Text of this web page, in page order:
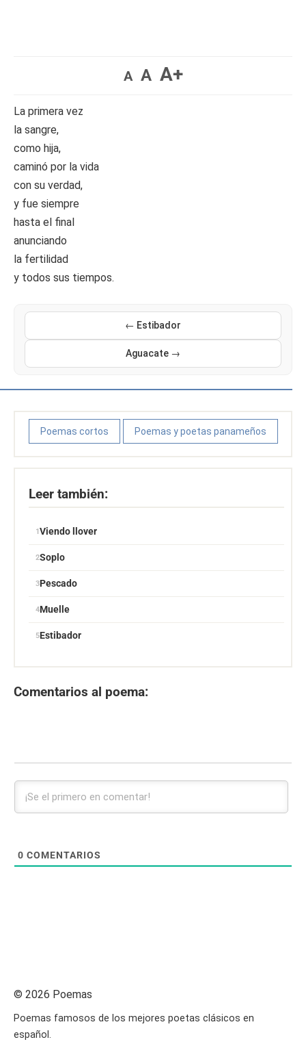
A A A+
La primera vez
la sangre,
como hija,
caminó por la vida
con su verdad,
y fue siempre
hasta el final
anunciando
la fertilidad
y todos sus tiempos.
← Estibador
Aguacate →
Poemas cortos Poemas y poetas panameños
Leer también:
Viendo llover
Soplo
Pescado
Muelle
Estibador
Comentarios al poema:
0 COMENTARIOS
© 2026 Poemas
Poemas famosos de los mejores poetas clásicos en
español.